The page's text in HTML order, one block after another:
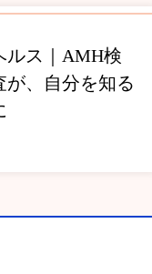
ルス｜AMH検
、自分を知る